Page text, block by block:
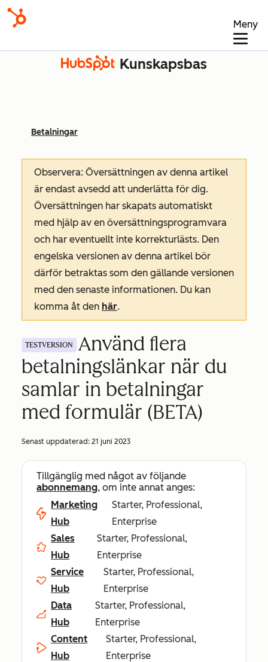
Meny
Kunskapsbas
Betalningar
Observera: Översättningen av denna artikel
är endast avsedd att underlätta för dig.
Översättningen har skapats automatiskt
med hjälp av en översättningsprogramvara
och har eventuellt inte korrekturlästs. Den
engelska versionen av denna artikel bör
därför betraktas som den gällande versionen
med den senaste informationen. Du kan
komma åt den här.
TESTVERSION
Använd flera
betalningslänkar när du
samlar in betalningar
med formulär (BETA)
Senast uppdaterad: 21 juni 2023
Tillgänglig med något av följande
abonnemang, om inte annat anges:
Marketing
Hub
Starter, Professional,
Enterprise
Sales
Hub
Starter, Professional,
Enterprise
Service
Hub
Starter, Professional,
Enterprise
Data
Hub
Starter, Professional,
Enterprise
Content
Hub
Starter, Professional,
Enterprise